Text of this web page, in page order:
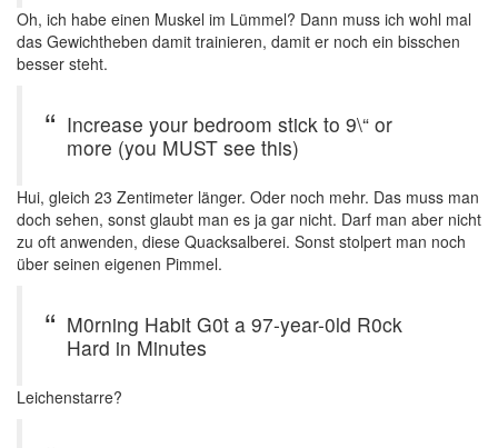
Oh, ich habe einen Muskel im Lümmel? Dann muss ich wohl mal
das Gewichtheben damit trainieren, damit er noch ein bisschen
besser steht.
Increase your bedroom stick to 9\“ or
more (you MUST see this)
Hui, gleich 23 Zentimeter länger. Oder noch mehr. Das muss man
doch sehen, sonst glaubt man es ja gar nicht. Darf man aber nicht
zu oft anwenden, diese Quacksalberei. Sonst stolpert man noch
über seinen eigenen Pimmel.
M0rning Habit G0t a 97-year-0ld R0ck
Hard in Minutes
Leichenstarre?